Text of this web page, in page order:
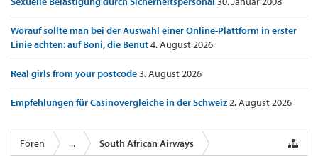
Worauf sollte man bei der Auswahl einer Online-Plattform in erster
Linie achten: auf Boni, die Benut4. August 2026
Real girls from your postcode3. August 2026
Empfehlungen für Casinovergleiche in der Schweiz2. August 2026
Foren ... South African Airways